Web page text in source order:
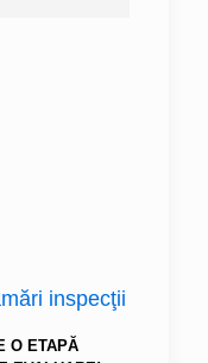
inspecţii
O ETAPĂ